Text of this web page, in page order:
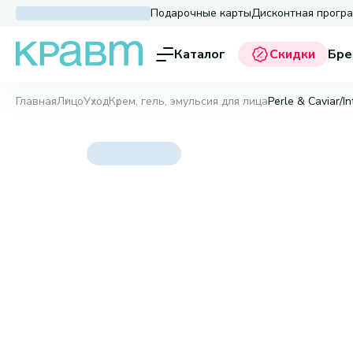
Подарочные картыДисконтная
Каталог Скидки
ГлавнаяЛицоУходКрем, гель, эмульсия для лицаPerle & Caviar/